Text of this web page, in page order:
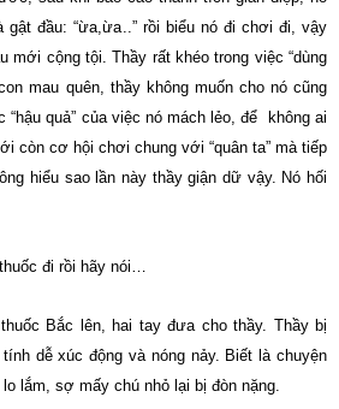
đầu: “ừa,ừa..” rồi biểu nó đi chơi đi, vậy
mới cộng tội. Thầy rất khéo trong việc “dùng
mau quên, thầy không muốn cho nó cũng
quả” của việc nó mách lẻo, để không ai
còn cơ hội chơi chung với “quân ta” mà tiếp
hiểu sao lần này thầy giận dữ vậy. Nó hối
đi rồi hãy nói…
Bắc lên, hai tay đưa cho thầy. Thầy bị
dễ xúc động và nóng nảy. Biết là chuyện
lắm, sợ mấy chú nhỏ lại bị đòn nặng.